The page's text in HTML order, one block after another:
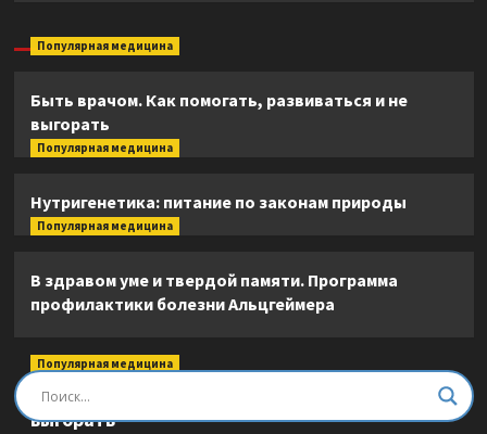
Популярная медицина
Быть врачом. Как помогать, развиваться и не
выгорать
Популярная медицина
Нутригенетика: питание по законам природы
Популярная медицина
В здравом уме и твердой памяти. Программа
профилактики болезни Альцгеймера
Популярная медицина
Быть врачом. Как помогать, развиваться и не
выгорать